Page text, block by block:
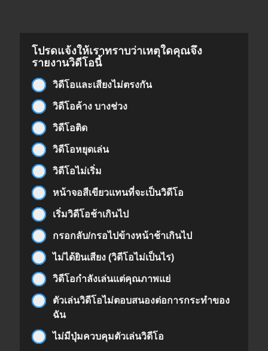
โปรดแจ้งให้เราทราบว่าเหตุใดคุณจึง
รายงานวิดีโอนี้
วิดีโอและเสียงไม่ตรงกัน
วิดีโอค้าง บางช่วง
วิดีโอติด
วิดีโอหยุดเล่น
วิดีโอไม่เริ่ม
หน้าจอสีเขียวแทนที่จะเป็นวิดีโอ
เริ่มวิดีโอช้าเกินไป
กรอกลับ/กรอไปข้างหน้าช้าเกินไป
ไม่ได้ยินเสียง (วิดีโอไม่เป็นไร)
วิดีโอกำลังเล่นแต่คุณภาพแย่
ตัวเล่นวิดีโอไม่ตอบสนองต่อการกระทำของ
ฉัน
ไม่มีปุ่มควบคุมตัวเล่นวิดีโอ